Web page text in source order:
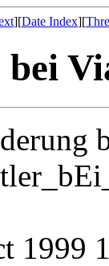
][Date Index][
bei
1999